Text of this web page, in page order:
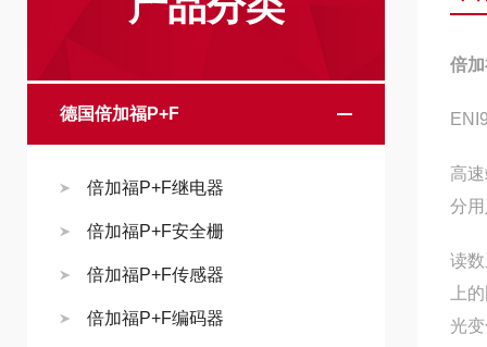
德国倍加福P+F
倍加福P+F继电器
倍加福P+F安全栅
倍加福P+F传感器
倍加福P+F编码器
倍
高
分
读
上
光